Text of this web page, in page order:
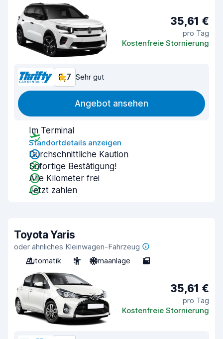
35,61 €
pro Tag
Kostenfreie Stornierung
8,7 Sehr gut
Angebot ansehen
Im Terminal
Standortdetails anzeigen
Durchschnittliche Kaution
Sofortige Bestätigung!
Alle Kilometer frei
Jetzt zahlen
Toyota Yaris
oder ähnliches Kleinwagen-Fahrzeug
Automatik
5 Klimaanlage 5
35,61 €
pro Tag
Kostenfreie Stornierung